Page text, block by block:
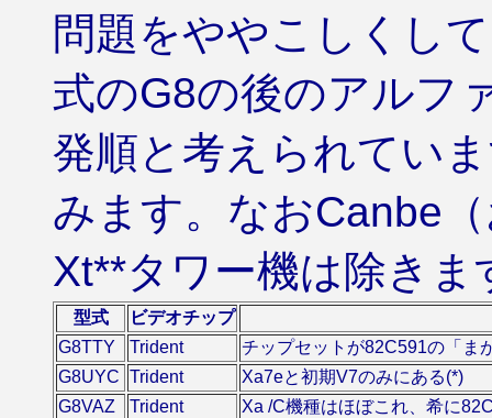
問題をややこしくし
式のG8の後のアルフ
発順と考えられてい
みます。なおCanbe
Xt**タワー機は除きま
型式
ビデオチップ
G8TTY
Trident
チップセットが82C591の「ま
G8UYC Trident
Xa7eと初期V7のみにある(*)
G8VAZ
Trident
Xa /C機種はほぼこれ、希に